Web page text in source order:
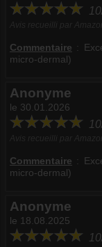
Commentaire :
micro-dermal)
Anonyme
le 30.01.2026
Commentaire :
micro-dermal)
Anonyme
le 18.08.2025